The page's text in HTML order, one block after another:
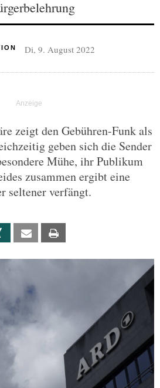
Di, 9. August 2022
zeigt den Gebühren-Funk als
geben sich die Sender
Mühe, ihr Publikum
zusammen ergibt eine
seltener verfängt.
Xing Email